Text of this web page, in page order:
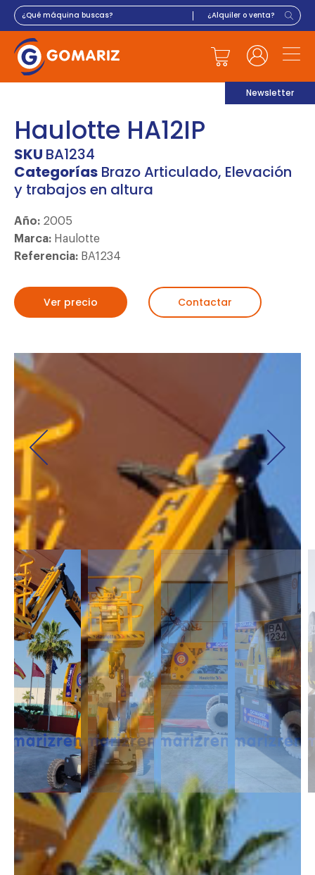
Newsletter
Haulotte HA12IP
SKU BA1234
Categorías Brazo Articulado, Elevación
y trabajos en altura
Año: 2005
Marca: Haulotte
Referencia: BA1234
Ver precio Contactar
DESCRIPCIÓN